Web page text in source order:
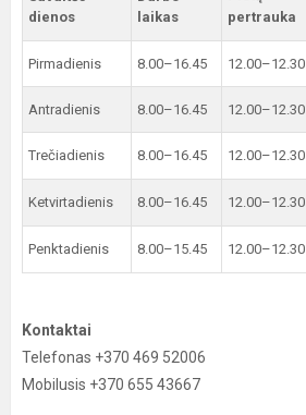
dienos
laikas
pertrauka
Pirmadienis 8.00–16.45 12.00–12.30
Antradienis 8.00–16.45 12.00–12.30
Trečiadienis 8.00–16.45 12.00–12.30
Ketvirtadienis 8.00–16.45 12.00–12.30
Penktadienis 8.00–15.45 12.00–12.30
Kontaktai
Telefonas +370 469 52006
Mobilusis +370 655 43667